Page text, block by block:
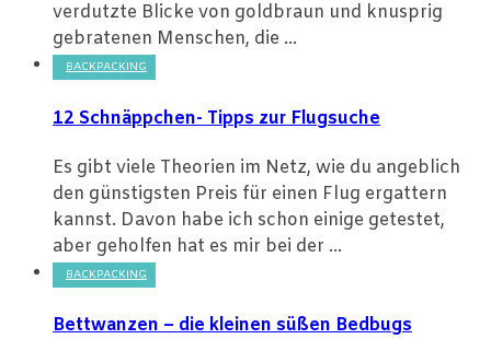
verdutzte Blicke von goldbraun und knusprig
gebratenen Menschen, die ...
BACKPACKING
12 Schnäppchen- Tipps zur Flugsuche
Es gibt viele Theorien im Netz, wie du angeblich
den günstigsten Preis für einen Flug ergattern
kannst. Davon habe ich schon einige getestet,
aber geholfen hat es mir bei der ...
BACKPACKING
Bettwanzen – die kleinen süßen Bedbugs